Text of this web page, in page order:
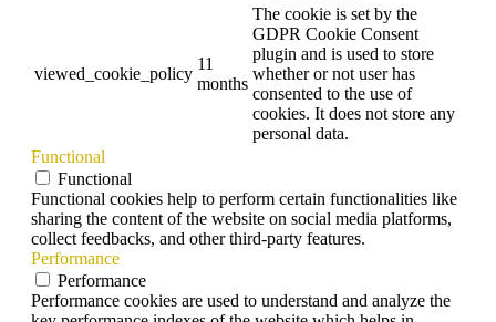
viewed_cookie_policy
11
months
The cookie is set by the
GDPR Cookie Consent
plugin and is used to store
whether or not user has
consented to the use of
cookies. It does not store any
personal data.
Functional
Functional
Functional cookies help to perform certain functionalities like
sharing the content of the website on social media platforms,
collect feedbacks, and other third-party features.
Performance
Performance
Performance cookies are used to understand and analyze the